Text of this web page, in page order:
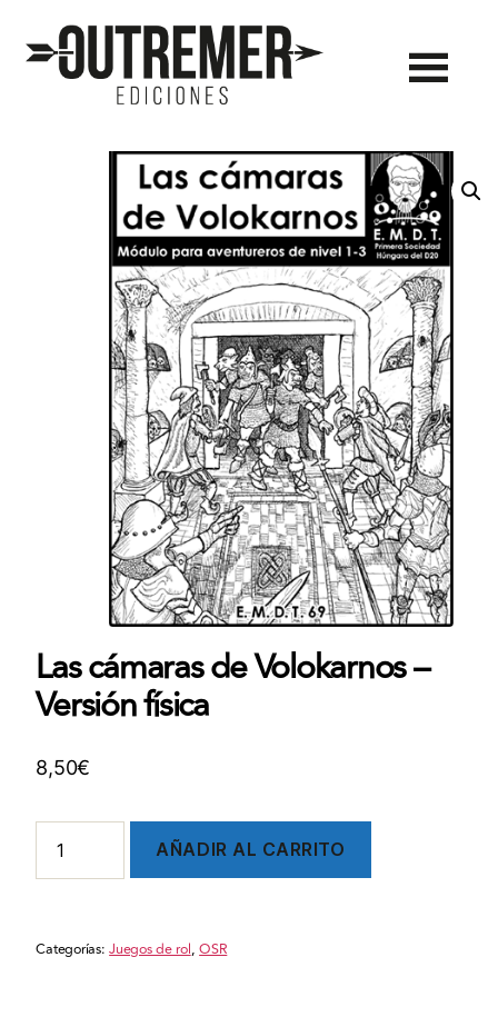
Las cámaras de Volokarnos –
Versión física
8,50€
cámaras
de
-
AÑADIR AL CARRITO
Categorías:Juegos de rol,OSR